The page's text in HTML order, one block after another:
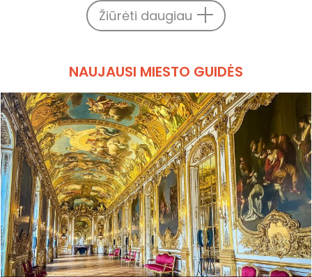
Žiūrėti daugiau
NAUJAUSI MIESTO GUIDĖS